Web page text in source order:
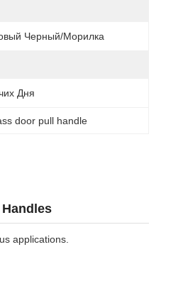
Черный/морилка
Дня
door pull handle
applications.